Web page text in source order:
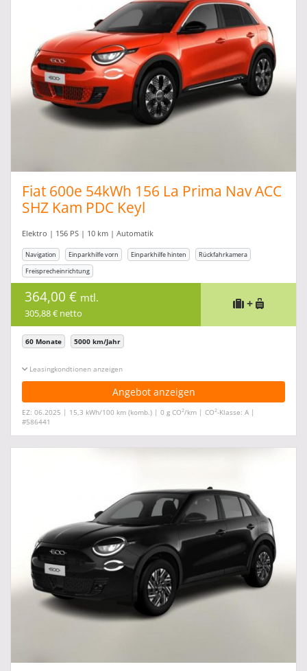
500 als kleinster Kleinwagen der Welt auf den
Markt, mit dem das Unternehmen noch viele
Jahre Geschichte schreiben soll. Auch der Zweite
Weltkrieg hinterlässt seine Spuren in der
Fahrzeugproduktion des Unternehmens, doch
dank des „Wirtschaftswunders“ kann die
Erfolgsgeschichte weitergehen. Mittlerweile ist
Fiat als ein italienisches und internationales
dem Automobilsektor nicht mehr wegzudenken.
Fiat 600e 54kWh 156 La Prima Nav ACC
SHZ Kam PDC Keyl
Elektro | 156 PS | 10 km | Automatik
Navigation Einparkhilfe vorn Einparkhilfe hinten
Rückfahrkamera
Freisprecheinrichtung
364,00 € mtl.
305,88 € netto
+
60 Monate 5000 km/Jahr
Leasingkonditionen ein-/ausblenden
Angebot anzeigen
EZ: 06.2025 | 15,3 kWh/100 km (komb.) | 0 g CO2/km | CO2-Klasse: A |
#586441